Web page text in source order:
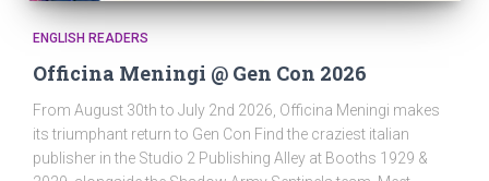
ENGLISH READERS
Officina Meningi @ Gen Con 2026
From August 30th to July 2nd 2026, Officina Meningi makes
its triumphant return to Gen Con Find the craziest italian
publisher in the Studio 2 Publishing Alley at Booths 1929 &